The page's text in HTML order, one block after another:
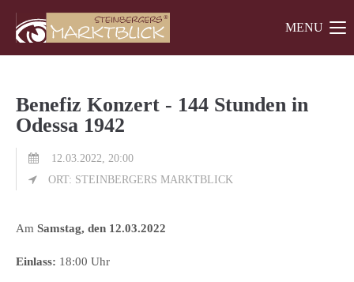
Der Eintrag "offcanvas-col1" existiert leider nicht.
MENU
Benefiz Konzert - 144 Stunden in
Odessa 1942
12.03.2022, 20:00
ORT: STEINBERGERS MARKTBLICK
Am Samstag, den 12.03.2022
Einlass: 18:00 Uhr